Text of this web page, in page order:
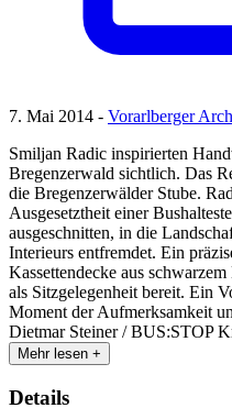
7. Mai 2014 - Vorarlberger
Smiljan Radic inspirierten
Bregenzerwald sichtlich. Das
die Bregenzerwälder Stube.
Ausgesetztheit einer
ausgeschnitten, in die
Interieurs entfremdet. Ein
Kassettendecke aus
als Sitzgelegenheit bereit. Ein
Moment der Aufmerksamkeit
Dietmar Steiner / BUS:STOP
Mehr lesen +
Details